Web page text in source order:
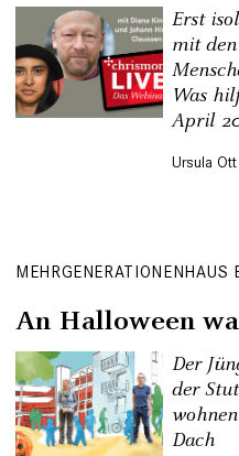
Erst
mit
Was
April
Ursula Ott
An Halloween
Der
der
Dach